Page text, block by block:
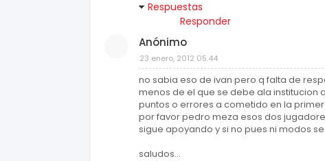
Respuestas
Responder
Anónimo
23 enero, 2012 05:44
no sabia eso de ivan pero q falta de
menos de el que se debe ala institucion
puntos o errores a cometido en la
por favor pedro meza esos dos
sigue apoyando y si no pues ni modos
saludos...